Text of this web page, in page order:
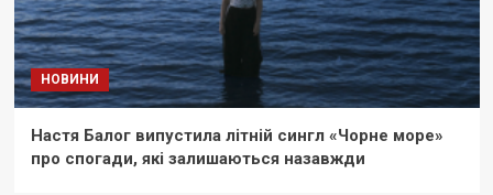
НОВИНИ
Настя Балог випустила літній сингл «Чорне море»
про спогади, які залишаються назавжди